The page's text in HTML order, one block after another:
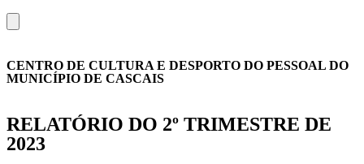
Toggle
CENTRO DE CULTURA E DESPORTO DO PESSOAL DO
MUNICÍPIO DE CASCAIS
RELATÓRIO DO 2º TRIMESTRE DE
2023